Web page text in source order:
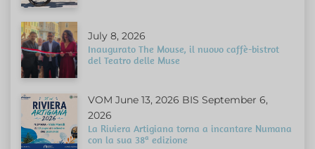
July 8, 2026
Inaugurato The Mouse, il nuovo caffè-bistrot
del Teatro delle Muse
VOM June 13, 2026 BIS September 6,
2026
La Riviera Artigiana torna a incantare Numana
con la sua 38ª edizione